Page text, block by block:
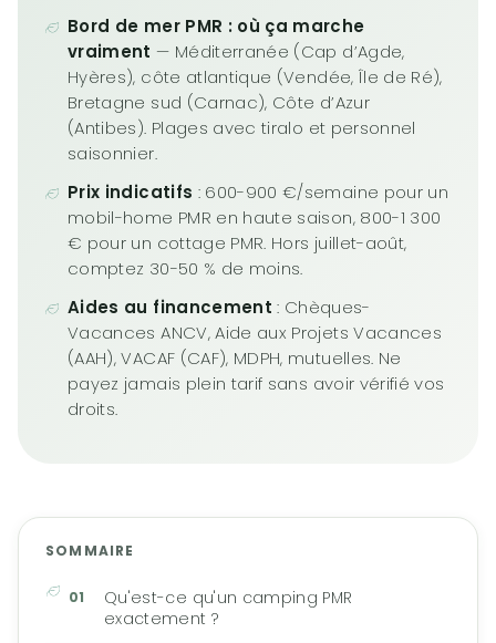
Bord de mer PMR : où ça marche
vraiment — Méditerranée (Cap d’Agde,
Hyères), côte atlantique (Vendée, Île de Ré),
Bretagne sud (Carnac), Côte d’Azur
(Antibes). Plages avec tiralo et personnel
saisonnier.
Prix indicatifs : 600-900 €/semaine pour un
mobil-home PMR en haute saison, 800-1 300
€ pour un cottage PMR. Hors juillet-août,
comptez 30-50 % de moins.
Aides au financement : Chèques-
Vacances ANCV, Aide aux Projets Vacances
(AAH), VACAF (CAF), MDPH, mutuelles. Ne
payez jamais plein tarif sans avoir vérifié vos
droits.
SOMMAIRE
Qu'est-ce qu'un camping PMR
exactement ?